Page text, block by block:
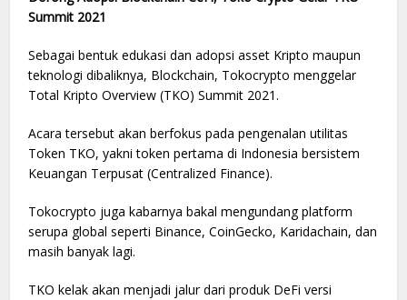
Summit 2021
Sebagai bentuk edukasi dan adopsi asset Kripto maupun
teknologi dibaliknya, Blockchain, Tokocrypto menggelar
Total Kripto Overview (TKO) Summit 2021.
Acara tersebut akan berfokus pada pengenalan utilitas
Token TKO, yakni token pertama di Indonesia bersistem
Keuangan Terpusat (Centralized Finance).
Tokocrypto juga kabarnya bakal mengundang platform
serupa global seperti Binance, CoinGecko, Karidachain, dan
masih banyak lagi.
TKO kelak akan menjadi jalur dari produk DeFi versi